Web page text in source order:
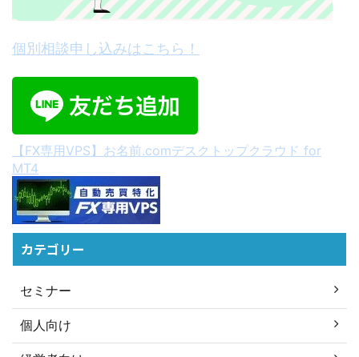
個別相談申し込みはこちら！
【FX専用VPS】お名前.comデスクトップクラウド for
MT4
カテゴリー
セミナー
個人向け